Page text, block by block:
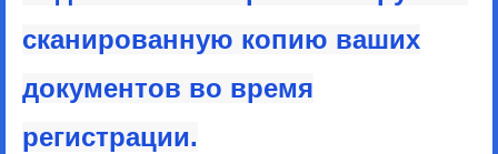
сканированную копию ваших
документов во время
регистрации.